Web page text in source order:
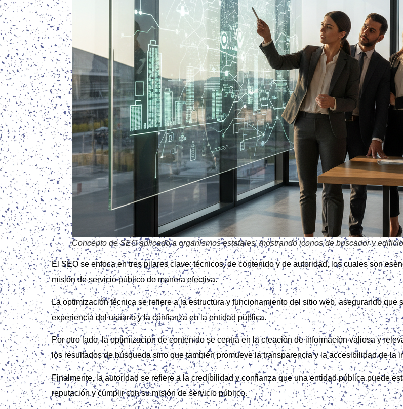
Concepto de SEO aplicado a organismos estatales, mostrando iconos de buscador y
El SEO se enfoca en tres pilares clave: técnicos, de contenido y de autoridad, los cuales son
misión de servicio público de manera efectiva.
La optimización técnica se refiere a la estructura y funcionamiento del sitio web, asegurando que
experiencia del usuario y la confianza en la entidad pública.
Por otro lado, la optimización de contenido se centra en la creación de información valiosa y
los resultados de búsqueda sino que también promueve la transparencia y la accesibilidad de la
Finalmente, la autoridad se refiere a la credibilidad y confianza que una entidad pública puede
reputación y cumplir con su misión de servicio público.